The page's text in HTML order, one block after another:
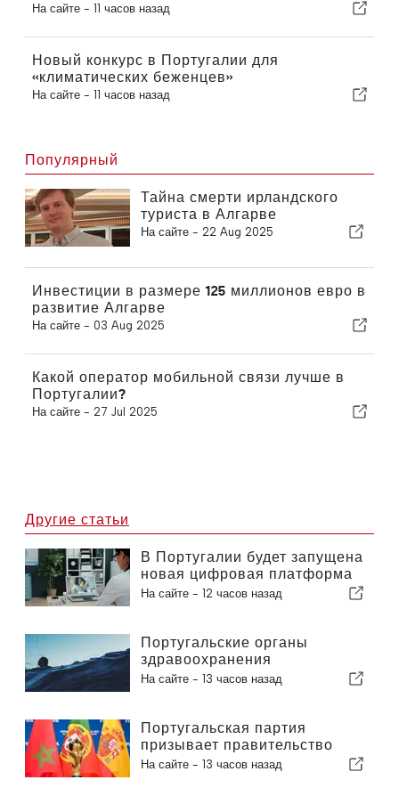
На сайте - 11 часов назад
Новый конкурс в Португалии для
«климатических беженцев»
На сайте - 11 часов назад
Популярный
Тайна смерти ирландского
туриста в Алгарве
На сайте - 22 Aug 2025
Инвестиции в размере 125 миллионов евро в
развитие Алгарве
На сайте - 03 Aug 2025
Какой оператор мобильной связи лучше в
Португалии?
На сайте - 27 Jul 2025
Другие статьи
В Португалии будет запущена
новая цифровая платформа
в сфере здравоохранения
На сайте - 12 часов назад
Португальские органы
здравоохранения
предупреждают об опасности
На сайте - 13 часов назад
Португальская партия
призывает правительство
пересмотреть решение о
На сайте - 13 часов назад